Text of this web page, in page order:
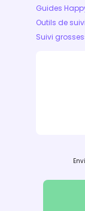
Guides
Outils de suivi
Suivi